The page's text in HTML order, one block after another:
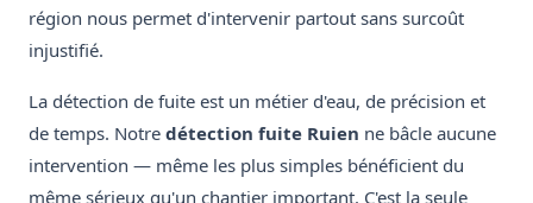
région nous permet d'intervenir partout sans surcoût
injustifié.
La détection de fuite est un métier d'eau, de précision et
de temps. Notre détection fuite Ruien ne bâcle aucune
intervention — même les plus simples bénéficient du
même sérieux qu'un chantier important. C'est la seule